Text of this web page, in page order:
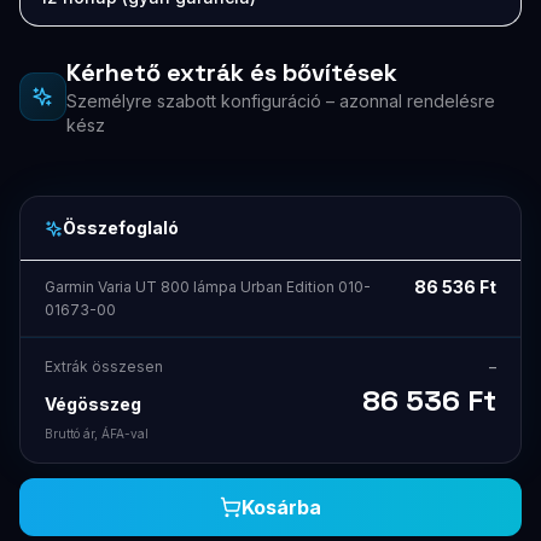
Kérhető extrák és bővítések
Személyre szabott konfiguráció – azonnal rendelésre
kész
Összefoglaló
Garmin Varia UT 800 lámpa Urban Edition 010-
01673-00
86 536 Ft
Extrák összesen –
Végösszeg 86 536 Ft
Bruttó ár, ÁFA-val
Kosárba